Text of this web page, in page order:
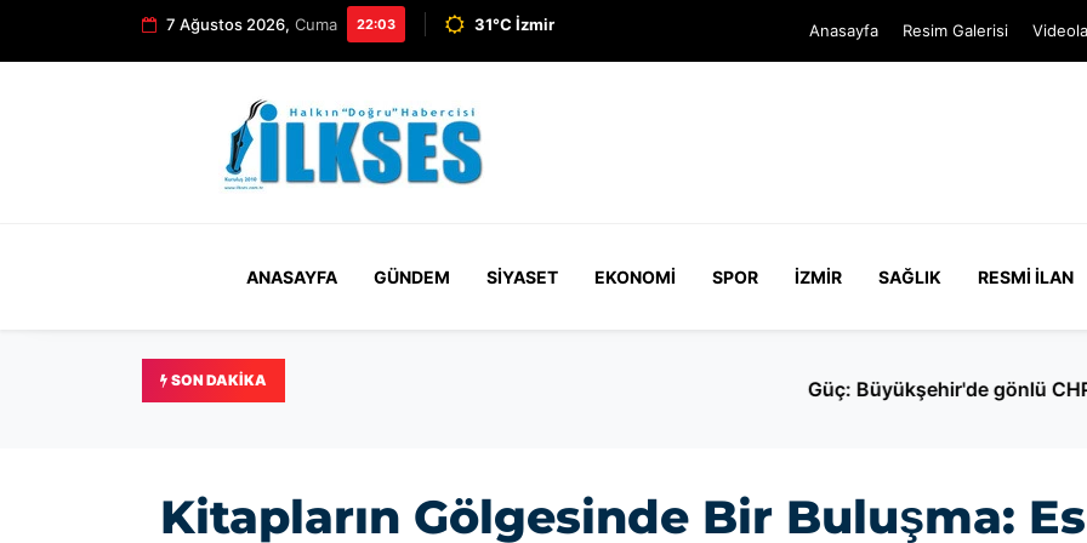
7 Ağustos 2026, Cuma 22:03 31°C İzmir Anasayfa Resim Galerisi
ANASAYFA GÜNDEM SIYASET EKONOMI SPOR İZMIR SAĞLIK RESMI İLAN
SON DAKIKA Güç: Büyükşehir'de gönlü CHP'de kalan meclis üyesi yok
Kitapların Gölgesinde Bir Buluşma: